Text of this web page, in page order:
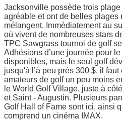
Jacksonville possède trois
agréable et ont de belles plages
mélangent. Immédiatement au
où vivent de nombreuses stars
TPC Sawgrass tournoi de golf
Adhésions d’une journée pour
disponibles, mais le seul golf
jusqu'à l’à peu près 300 $, il
amateurs de golf un peu moins
le World Golf Village, juste à
et Saint - Augustin. Plusieurs
Golf Hall of Fame sont ici, ainsi
comprend un cinéma IMAX.